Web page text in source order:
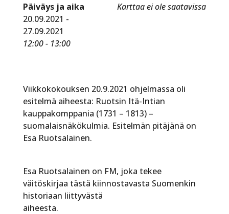
Karttaa ei ole saatavissa
Päiväys ja aika
20.09.2021 -
27.09.2021
12:00 - 13:00
Viikkokokouksen 20.9.2021 ohjelmassa oli
esitelmä aiheesta: Ruotsin Itä-Intian
kauppakomppania (1731 – 1813) –
suomalaisnäkökulmia. Esitelmän pitäjänä on
Esa Ruotsalainen.
Esa Ruotsalainen on FM, joka tekee
väitöskirjaa tästä kiinnostavasta Suomenkin
historiaan liittyvästä
aiheesta.